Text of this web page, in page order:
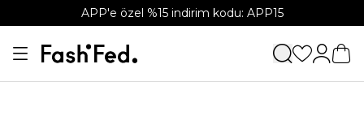
APP'e özel %15 indirim kodu: APP15